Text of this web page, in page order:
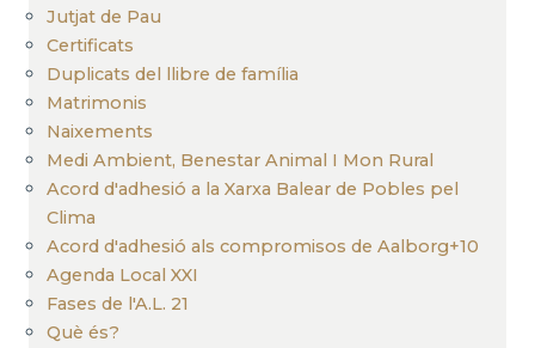
Jutjat de Pau
Certificats
Duplicats del llibre de família
Matrimonis
Naixements
Medi Ambient, Benestar Animal I Mon Rural
Acord d'adhesió a la Xarxa Balear de Pobles pel
Clima
Acord d'adhesió als compromisos de Aalborg+10
Agenda Local XXI
Fases de l'A.L. 21
Què és?